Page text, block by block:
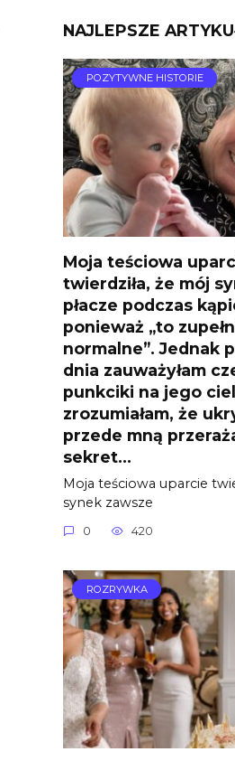
NAJLEPSZE
POZYTYWNE HISTORIE
Moja teściowa
twierdziła, że mój
płacze podczas
ponieważ „to
normalne”. Jednak
dnia zauważyłam
punkciki na jego
zrozumiałam, że
przede mną
sekret…
Moja teściowa uparcie
synek zawsze
0 420
ROZRYWKA